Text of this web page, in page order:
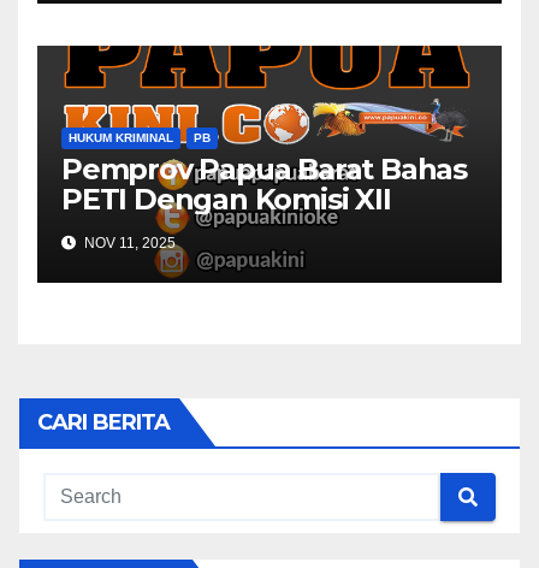
HUKUM KRIMINAL PB
Pemprov Papua Barat Bahas
PETI Dengan Komisi XII
NOV 11, 2025
CARI BERITA